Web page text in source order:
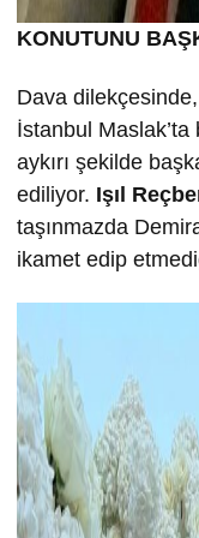
KONUTUNU BA
Dava dilekçesinde,
İstanbul
aykırı şekilde
ediliyor. Işıl
taşınmazda
ikamet edip